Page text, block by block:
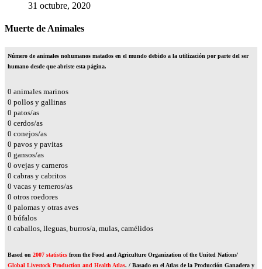
31 octubre, 2020
Muerte de Animales
Número de animales nohumanos matados en el mundo debido a la utilización por parte del ser
humano desde que abriste esta página.
0 animales marinos
0 pollos y gallinas
0 patos/as
0 cerdos/as
0 conejos/as
0 pavos y pavitas
0 gansos/as
0 ovejas y carneros
0 cabras y cabritos
0 vacas y terneros/as
0 otros roedores
0 palomas y otras aves
0 búfalos
0 caballos, lleguas, burros/a, mulas, camélidos
Based on 2007 statistics from the Food and Agriculture Organization of the United Nations'
Global Livestock Production and Health Atlas. / Basado en el Atlas de la Producción Ganadera y